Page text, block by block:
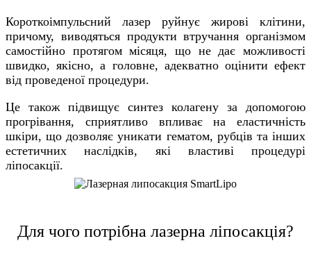
Короткоімпульсний лазер руйнує жирові клітини,
причому, виводяться продукти втручання організмом
самостійно протягом місяця, що не дає можливості
швидко, якісно, а головне, адекватно оцінити ефект
від проведеної процедури.
Це також підвищує синтез колагену за допомогою
прогрівання, сприятливо впливає на еластичність
шкіри, що дозволяє уникати гематом, рубців та інших
естетичних наслідків, які властиві процедурі
ліпосакції.
Для чого потрібна лазерна ліпосакція?